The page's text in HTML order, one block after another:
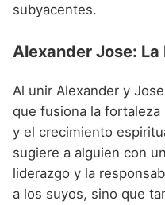
subyacentes.
Alexander Jose:
Al unir Alexander y
que fusiona la
y el crecimiento
sugiere a alguien con
liderazgo y la
a los suyos, sino que